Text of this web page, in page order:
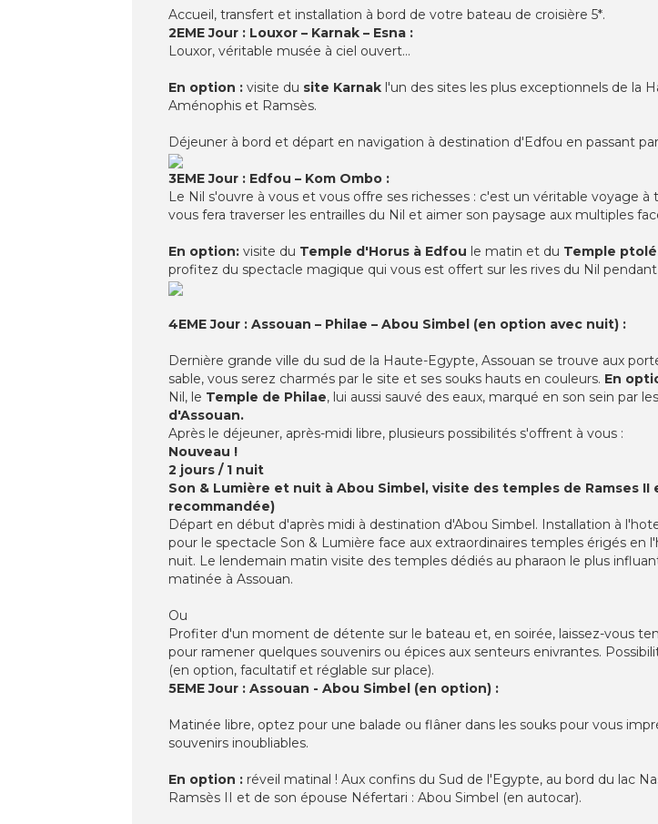
Accueil, transfert et installation à bord de votre bateau de croisière 5*.
2EME Jour : Louxor – Karnak – Esna :
Louxor, véritable musée à ciel ouvert…
En option : visite du site Karnak l'un des sites les plus exceptionnels de la
Aménophis et Ramsès.
Déjeuner à bord et départ en navigation à destination d'Edfou en passant
3EME Jour : Edfou – Kom Ombo :
Le Nil s'ouvre à vous et vous offre ses richesses : c'est un véritable voyage
vous fera traverser les entrailles du Nil et aimer son paysage aux multiples
En option: visite du Temple d'Horus à Edfou le matin et du Temple
profitez du spectacle magique qui vous est offert sur les rives du Nil
4EME Jour : Assouan – Philae – Abou Simbel (en option avec nuit) :
Dernière grande ville du sud de la Haute-Egypte, Assouan se trouve aux
sable, vous serez charmés par le site et ses souks hauts en couleurs. En
Nil, le Temple de Philae, lui aussi sauvé des eaux, marqué en son sein par
d'Assouan.
Après le déjeuner, après-midi libre, plusieurs possibilités s'offrent à vous :
Nouveau !
2 jours / 1 nuit
Son & Lumière et nuit à Abou Simbel, visite des temples de Ramses
recommandée)
Départ en début d'après midi à destination d'Abou Simbel. Installation à
pour le spectacle Son & Lumière face aux extraordinaires temples érigés
nuit. Le lendemain matin visite des temples dédiés au pharaon le plus
matinée à Assouan.
Ou
Profiter d'un moment de détente sur le bateau et, en soirée, laissez-vous
pour ramener quelques souvenirs ou épices aux senteurs enivrantes.
(en option, facultatif et réglable sur place).
5EME Jour : Assouan - Abou Simbel (en option) :
Matinée libre, optez pour une balade ou flâner dans les souks pour vous
souvenirs inoubliables.
En option : réveil matinal ! Aux confins du Sud de l'Egypte, au bord du lac
Ramsès II et de son épouse Néfertari : Abou Simbel (en autocar).